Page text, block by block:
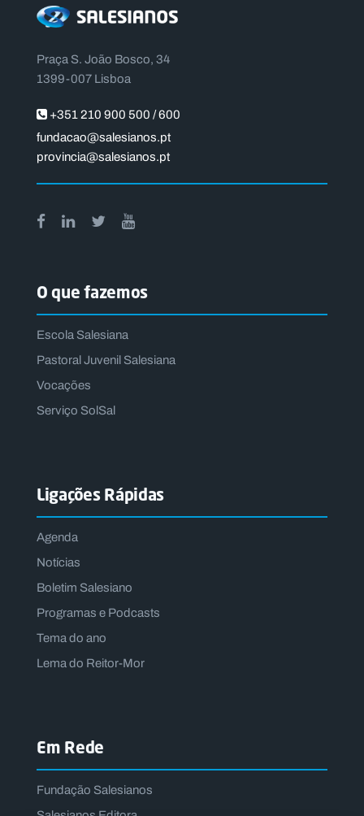
Praça S. João Bosco, 34
1399-007 Lisboa
+351 210 900 500 / 600
fundacao@salesianos.pt
provincia@salesianos.pt
O que fazemos
Escola Salesiana
Pastoral Juvenil Salesiana
Vocações
Serviço SolSal
Ligações Rápidas
Agenda
Notícias
Boletim Salesiano
Programas e Podcasts
Tema do ano
Lema do Reitor-Mor
Em Rede
Fundação Salesianos